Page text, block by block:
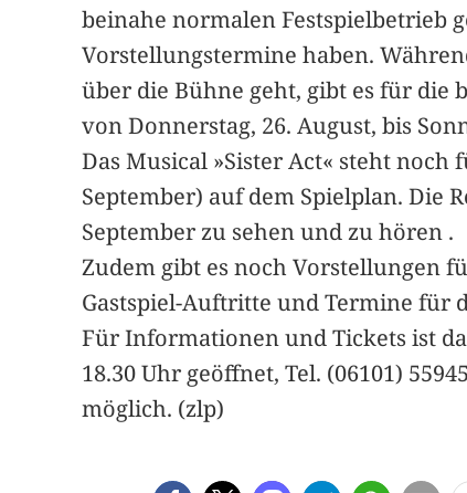
beinahe normalen Festspielbetrieb
Vorstellungstermine haben.
über die Bühne geht, gibt es für
von Donnerstag, 26. August, bis
Das Musical »Sister Act« steht
September) auf dem Spielplan. Die
September zu sehen und zu hören .
Zudem gibt es noch Vorstellungen
Gastspiel-Auftritte und Termine für
Für Informationen und Tickets ist
18.30 Uhr geöffnet, Tel. (06101)
möglich. (zlp)